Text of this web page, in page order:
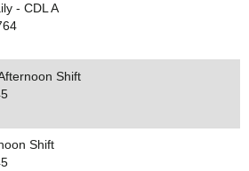
- CDL A
Shift
Shift